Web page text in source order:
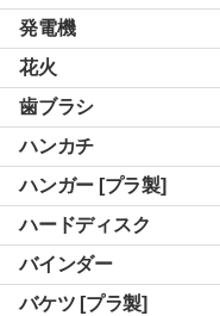
発電機
花火
歯ブラシ
ハンカチ
ハンガー [プラ製]
ハードディスク
バインダー
バケツ [プラ製]